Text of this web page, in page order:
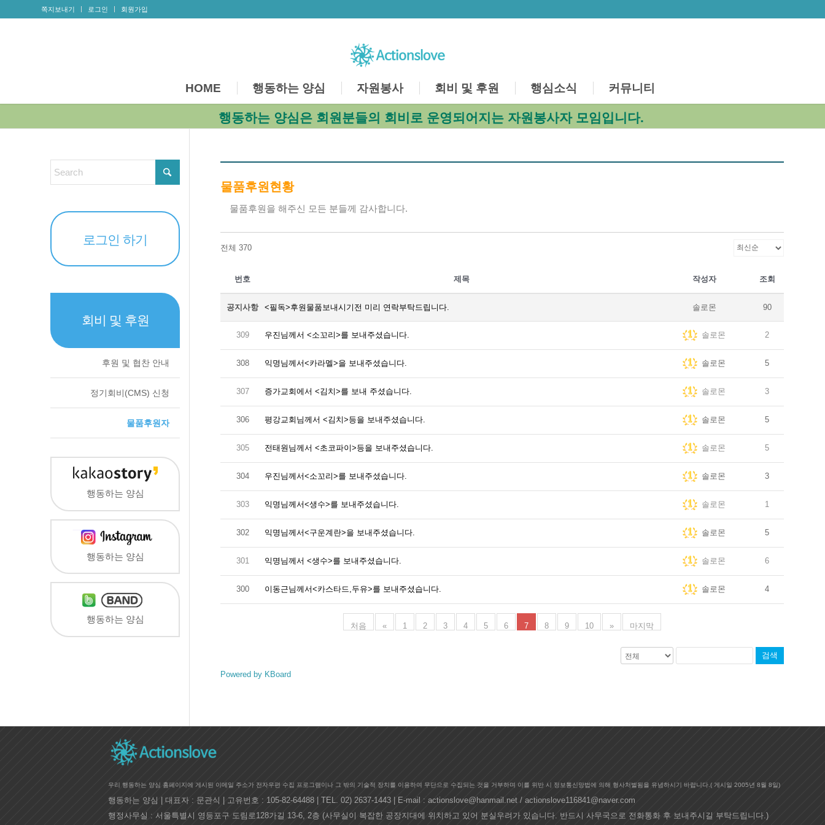
쪽지보내기 로그인 회원가입
HOME 행동하는 양심 자원봉사 회비 및 후원 행심소식 커뮤니티
행동하는 양심은 회원분들의 회비로 운영되어지는 자원봉사자 모임입니다.
물품후원현황
물품후원을 해주신 모든 분들께 감사합니다.
전체 370
번호 제목 작성자 조회
공지사항 <필독>후원물품보내시기전 미리 연락부탁드립니다. 솔로몬 90
309 우진님께서 <소꼬리>를 보내주셨습니다. 솔로몬 2
308 익명님께서<카라멜>을 보내주셨습니다. 솔로몬 5
307 증가교회에서 <김치>를 보내 주셨습니다. 솔로몬 3
306 평강교회님께서 <김치>등을 보내주셨습니다. 솔로몬 5
305 전태원님께서 <초코파이>등을 보내주셨습니다. 솔로몬 5
304 우진님께서<소꼬리>를 보내주셨습니다. 솔로몬 3
303 익명님께서<생수>를 보내주셨습니다. 솔로몬 1
302 익명님께서<구운계란>을 보내주셨습니다. 솔로몬 5
301 익명님께서 <생수>를 보내주셨습니다. 솔로몬 6
300 이동근님께서<카스타드,두유>를 보내주셨습니다. 솔로몬 4
처음 « 1 2 3 4 5 6 7 8 9 10 » 마지막
검색
Powered by KBoard
로그인 하기
회비 및 후원
후원 및 협찬 안내
정기회비(CMS) 신청
물품후원자
행동하는 양심
행동하는 양심
행동하는 양심
우리 행동하는 양심 홈페이지에 게시된 이메일 주소가 전자우편 수집 프로그램이나 그 밖의 기술적 장치를 이용하여 무단으로 수집되는 것을 거부하며 이를 위반 시 정보통신망법에 의해 형사처벌됨을 유념하시기 바랍니다.( 게시일 2005년 8월 8일)
행동하는 양심 | 대표자 : 문관식 | 고유번호 : 105-82-64488 | TEL. 02) 2637-1443 | E-mail : actionslove@hanmail.net / actionslove116841@naver.com
행정사무실 : 서울특별시 영등포구 도림로128가길 13-6, 2층 (사무실이 복잡한 공장지대에 위치하고 있어 분실우려가 있습니다. 반드시 사무국으로 전화통화 후 보내주시길 부탁드립니다.)